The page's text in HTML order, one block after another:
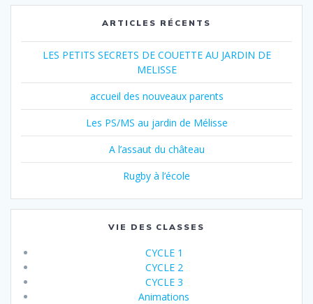
ARTICLES RÉCENTS
LES PETITS SECRETS DE COUETTE AU JARDIN DE
MELISSE
accueil des nouveaux parents
Les PS/MS au jardin de Mélisse
A l’assaut du château
Rugby à l’école
VIE DES CLASSES
CYCLE 1
CYCLE 2
CYCLE 3
Animations